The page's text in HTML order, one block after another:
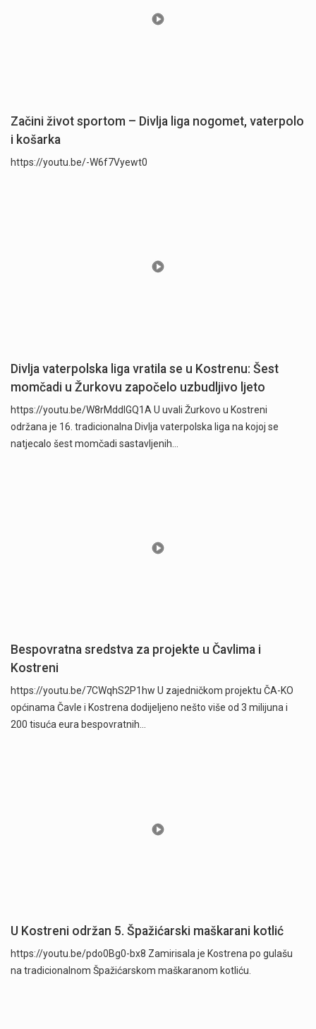
Začini život sportom – Divlja liga nogomet, vaterpolo
i košarka
https://youtu.be/-W6f7Vyewt0
Divlja vaterpolska liga vratila se u Kostrenu: Šest
momčadi u Žurkovu započelo uzbudljivo ljeto
https://youtu.be/W8rMddIGQ1A U uvali Žurkovo u Kostreni
održana je 16. tradicionalna Divlja vaterpolska liga na kojoj se
natjecalo šest momčadi sastavljenih…
Bespovratna sredstva za projekte u Čavlima i
Kostreni
https://youtu.be/7CWqhS2P1hw U zajedničkom projektu ČA-KO
općinama Čavle i Kostrena dodijeljeno nešto više od 3 milijuna i
200 tisuća eura bespovratnih…
U Kostreni održan 5. Špažićarski maškarani kotlić
https://youtu.be/pdo0Bg0-bx8 Zamirisala je Kostrena po gulašu
na tradicionalnom Špažićarskom maškaranom kotliću.